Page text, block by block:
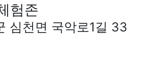
험존
심천면 국악로1길 33